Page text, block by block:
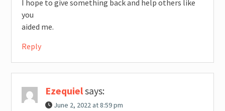
I hope to give something back and help others like
you
aided me.
Reply
Ezequielsays:
June 2, 2022 at 8:59 pm